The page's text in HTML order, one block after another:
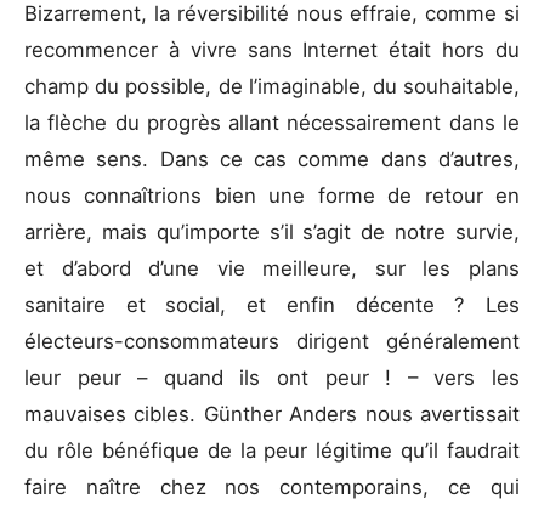
Bizarrement, la réversibilité nous effraie, comme si
recommencer à vivre sans Internet était hors du
champ du possible, de l’imaginable, du souhaitable,
la flèche du progrès allant nécessairement dans le
même sens. Dans ce cas comme dans d’autres,
nous connaîtrions bien une forme de retour en
arrière, mais qu’importe s’il s’agit de notre survie,
et d’abord d’une vie meilleure, sur les plans
sanitaire et social, et enfin décente ? Les
électeurs-consommateurs dirigent généralement
leur peur – quand ils ont peur ! – vers les
mauvaises cibles. Günther Anders nous avertissait
du rôle bénéfique de la peur légitime qu’il faudrait
faire naître chez nos contemporains, ce qui